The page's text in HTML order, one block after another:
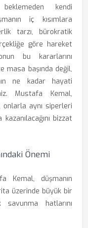
kendi
iç kısımlara
tarzı, bürokratik
göre hareket
bu kararlarını
masa başında değil,
ne kadar hayati
Mustafa Kemal,
aynı siperleri
bizzat
Önemi
Kemal, düşmanın
üzerinde büyük bir
hatlarını